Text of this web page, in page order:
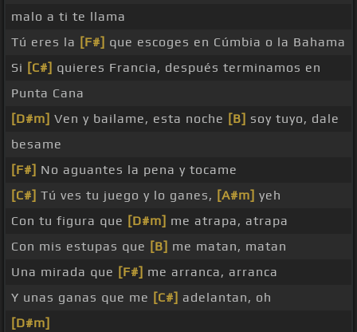
malo a ti te llama
Tú eres la [F#] que escoges en Cúmbia o la Bahama
Si [C#] quieres Francia, después terminamos en
Punta Cana
[D#m] Ven y bailame, esta noche [B] soy tuyo, dale
besame
[F#] No aguantes la pena y tocame
[C#] Tú ves tu juego y lo ganes, [A#m] yeh
Con tu figura que [D#m] me atrapa, atrapa
Con mis estupas que [B] me matan, matan
Una mirada que [F#] me arranca, arranca
Y unas ganas que me [C#] adelantan, oh
[D#m]